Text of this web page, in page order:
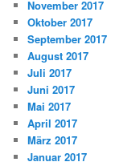
November 2017
Oktober 2017
September 2017
August 2017
Juli 2017
Juni 2017
Mai 2017
April 2017
März 2017
Januar 2017